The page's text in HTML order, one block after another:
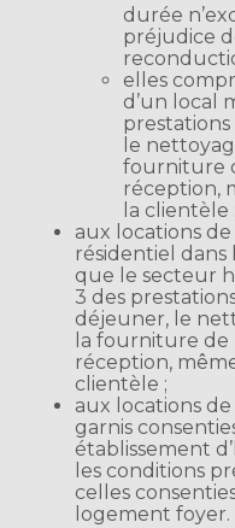
durée
préjudice
elles
d’un local
le
fourniture
réception,
la clientèle ;
aux locations
résidentiel dans
que le secteur
3 des
déjeuner, le
la fourniture de
réception,
clientèle ;
aux locations
garnis
établissement
les conditions
celles
logement foyer.